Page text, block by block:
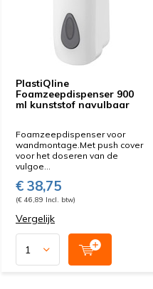
PlastiQline
Foamzeepdispenser 900
ml kunststof navulbaar
Foamzeepdispenser voor
wandmontage.Met push cover
voor het doseren van de
vulgoe...
€ 38,75
(€ 46,89 Incl. btw)
Vergelijk